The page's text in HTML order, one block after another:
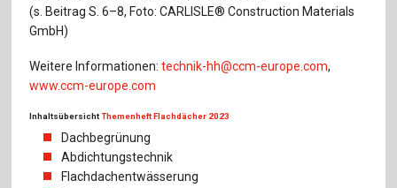
(s. Beitrag S. 6–8, Foto: CARLISLE® Construction Materials
GmbH)
Weitere Informationen:technik-hh@ccm-europe.com,
www.ccm-europe.com
InhaltsübersichtThemenheft Flachdächer 2023
Dachbegrünung
Abdichtungstechnik
Flachdachentwässerung